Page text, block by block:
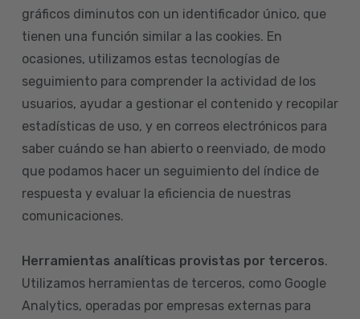
gráficos diminutos con un identificador único, que
tienen una función similar a las cookies. En
ocasiones, utilizamos estas tecnologías de
seguimiento para comprender la actividad de los
usuarios, ayudar a gestionar el contenido y recopilar
estadísticas de uso, y en correos electrónicos para
saber cuándo se han abierto o reenviado, de modo
que podamos hacer un seguimiento del índice de
respuesta y evaluar la eficiencia de nuestras
comunicaciones.
Herramientas analíticas provistas por terceros.
Utilizamos herramientas de terceros, como Google
Analytics, operadas por empresas externas para